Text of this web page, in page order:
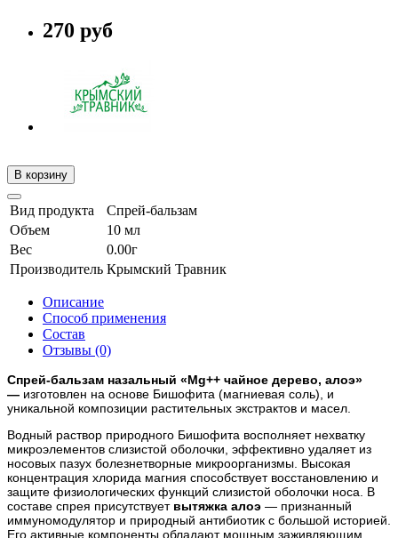
270 руб
В корзину
Вид продукта
Спрей-бальзам
Объем
10 мл
Вес
0.00г
Производитель Крымский Травник
Описание
Способ применения
Состав
Отзывы (0)
Спрей-бальзам назальный «Mg++ чайное дерево, алоэ»
— изготовлен на основе Бишофита (магниевая соль), и
уникальной композиции растительных экстрактов и масел.
Водный раствор природного Бишофита восполняет нехватку
микроэлементов слизистой оболочки, эффективно удаляет из
носовых пазух болезнетворные микроорганизмы. Высокая
концентрация хлорида магния способствует восстановлению и
защите физиологических функций слизистой оболочки носа. В
составе спрея присутствует вытяжка алоэ — признанный
иммуномодулятор и природный антибиотик с большой историей.
Его активные компоненты обладают мощным заживляющим